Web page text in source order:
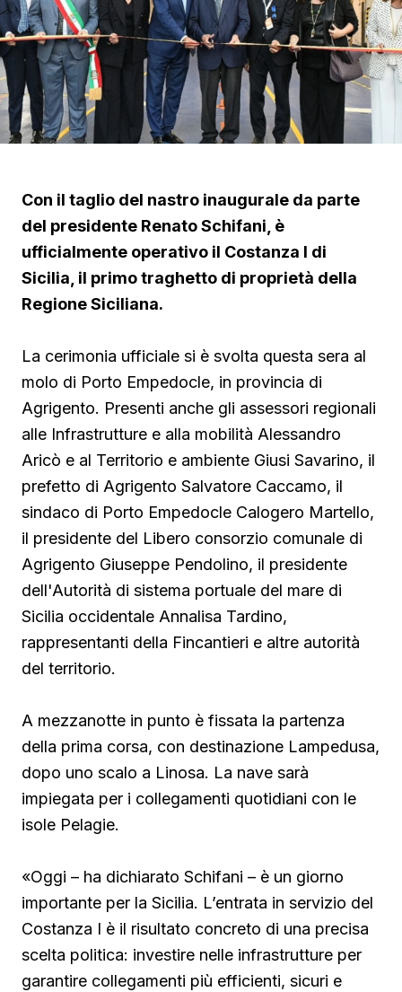
Con il taglio del nastro inaugurale da parte
del presidente Renato Schifani, è
ufficialmente operativo il Costanza I di
Sicilia, il primo traghetto di proprietà della
Regione Siciliana.
La cerimonia ufficiale si è svolta questa sera al
molo di Porto Empedocle, in provincia di
Agrigento. Presenti anche gli assessori regionali
alle Infrastrutture e alla mobilità Alessandro
Aricò e al Territorio e ambiente Giusi Savarino, il
prefetto di Agrigento Salvatore Caccamo, il
sindaco di Porto Empedocle Calogero Martello,
il presidente del Libero consorzio comunale di
Agrigento Giuseppe Pendolino, il presidente
dell'Autorità di sistema portuale del mare di
Sicilia occidentale Annalisa Tardino,
rappresentanti della Fincantieri e altre autorità
del territorio.
A mezzanotte in punto è fissata la partenza
della prima corsa, con destinazione Lampedusa,
dopo uno scalo a Linosa. La nave sarà
impiegata per i collegamenti quotidiani con le
isole Pelagie.
«Oggi – ha dichiarato Schifani – è un giorno
importante per la Sicilia. L’entrata in servizio del
Costanza I è il risultato concreto di una precisa
scelta politica: investire nelle infrastrutture per
garantire collegamenti più efficienti, sicuri e